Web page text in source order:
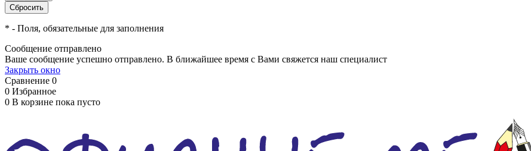
* - Поля, обязательные для заполнения
Сообщение отправлено
Ваше сообщение успешно отправлено. В ближайшее время с Вами свяжется наш специалист
Закрыть окно
Сравнение 0
0 Избранное
0 В корзине пока пусто